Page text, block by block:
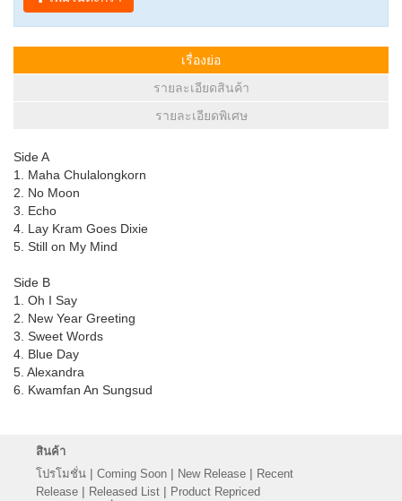
เรื่องย่อ
รายละเอียดสินค้า
รายละเอียดพิเศษ
Side A
1. Maha Chulalongkorn
2. No Moon
3. Echo
4. Lay Kram Goes Dixie
5. Still on My Mind
Side B
1. Oh I Say
2. New Year Greeting
3. Sweet Words
4. Blue Day
5. Alexandra
6. Kwamfan An Sungsud
สินค้า
โปรโมชั่น | Coming Soon | New Release | Recent
Release | Released List | Product Repriced